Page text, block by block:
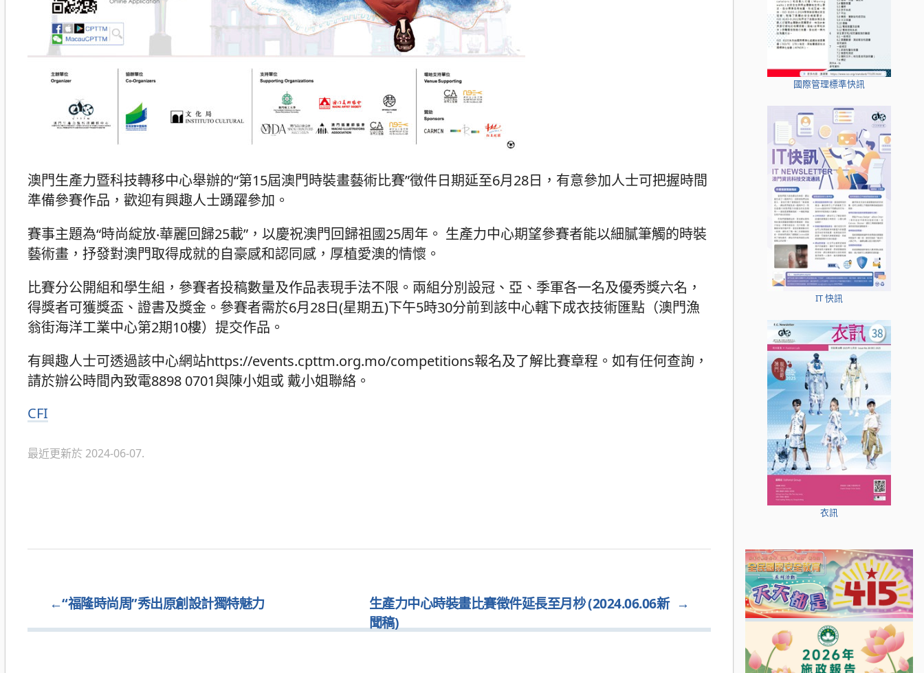
澳門生產力暨科技轉移中心舉辦的“第15屆澳門時裝畫藝術比賽”徵件日期延至6月28日，有意參加人士可把握時間
準備參賽作品，歡迎有興趣人士踴躍參加。
賽事主題為“時尚綻放‧華麗回歸25載”，以慶祝澳門回歸祖國25周年。 生產力中心期望參賽者能以細膩筆觸的時裝
藝術畫，抒發對澳門取得成就的自豪感和認同感，厚植愛澳的情懷。
比賽分公開組和學生組，參賽者投稿數量及作品表現手法不限。兩組分別設冠、亞、季軍各一名及優秀獎六名，
得獎者可獲獎盃、證書及獎金。參賽者需於6月28日(星期五)下午5時30分前到該中心轄下成衣技術匯點（澳門漁
翁街海洋工業中心第2期10樓）提交作品。
有興趣人士可透過該中心網站https://events.cpttm.org.mo/competitions報名及了解比賽章程。如有任何查詢，
請於辦公時間內致電8898 0701與陳小姐或 戴小姐聯絡。
分
CFI
最近更新於 2024-06-07.
←“福隆時尚周”秀出原創設計獨特魅力 →
生產力中心時裝畫比賽徵件延長至月杪 (2024.06.06新
聞稿)
國際管理標準快訊
IT 快訊
衣訊